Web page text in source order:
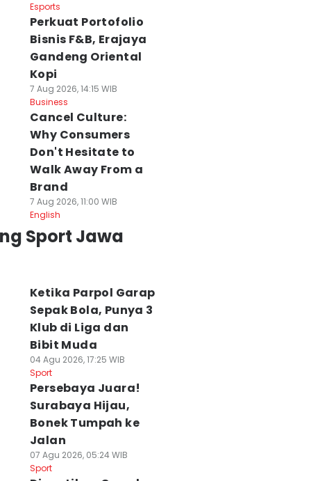
Uji Coba
Pelatih
Van Gastel
PSIM Perkuat
Esports
Perkuat Portofolio
Bisnis F&B, Erajaya
Gandeng Oriental
Kopi
7 Aug 2026, 14:15 WIB
Business
Cancel Culture:
Why Consumers
Don't Hesitate to
Walk Away From a
Brand
7 Aug 2026, 11:00 WIB
English
Sport Jawa
Ketika Parpol Garap
Sepak Bola, Punya 3
Klub di Liga dan
Bibit Muda
04 Agu 2026, 17:25 WIB
Sport
Persebaya Juara!
Surabaya Hijau,
Bonek Tumpah ke
Jalan
07 Agu 2026, 05:24 WIB
Sport